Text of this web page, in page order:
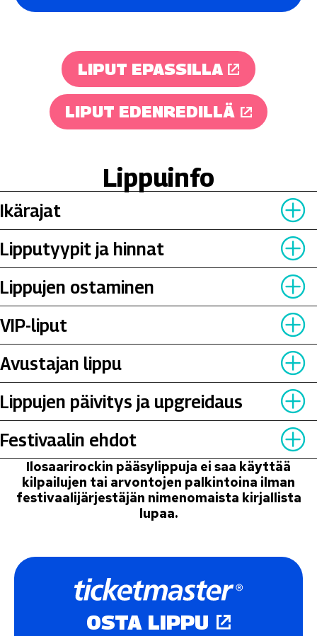
LIPUT EPASSILLA
LIPUT EDENREDILLÄ
Lippuinfo
Ikärajat
Lipputyypit ja hinnat
Lippujen ostaminen
VIP-liput
Avustajan lippu
Lippujen päivitys ja upgreidaus
Festivaalin ehdot
Ilosaarirockin pääsylippuja ei saa käyttää
kilpailujen tai arvontojen palkintoina ilman
festivaalijärjestäjän nimenomaista kirjallista
lupaa.
OSTA LIPPU